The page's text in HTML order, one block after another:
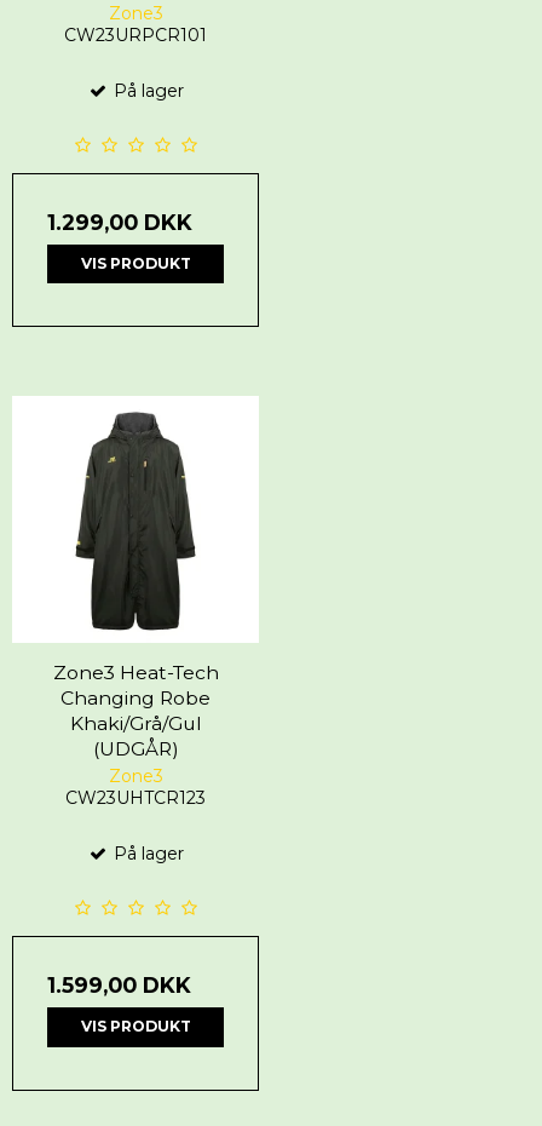
Zone3
CW23URPCR101
På lager
1.299,00 DKK
VIS PRODUKT
Zone3 Heat-Tech
Changing Robe
Khaki/Grå/Gul
(UDGÅR)
Zone3
CW23UHTCR123
På lager
1.599,00 DKK
VIS PRODUKT